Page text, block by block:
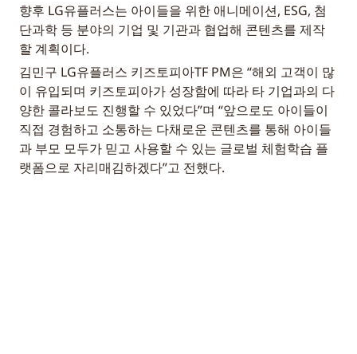
향후 LG유플러스는 아이들을 위한 애니메이션, ESG, 첨
단과학 등 분야의 기업 및 기관과 협업해 콘텐츠를 제작
할 계획이다.
김민구 LG유플러스 키즈토피아TF PM은 “해외 고객이 많
이 유입되며 키즈토피아가 성장함에 따라 타 기업과의 다
양한 콜라보도 진행할 수 있었다”며 “앞으로도 아이들이
직접 경험하고 소통하는 다채로운 콘텐츠를 통해 아이들
과 부모 모두가 믿고 사용할 수 있는 글로벌 체험학습 플
랫폼으로 자리매김하겠다”고 전했다.